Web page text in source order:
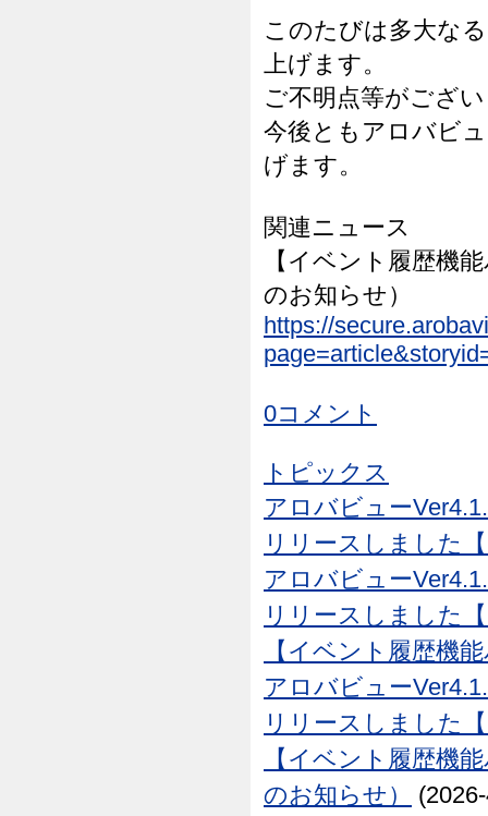
このたびは多大な
上げます。
ご不明点等がござ
今後ともアロバビ
げます。
関連ニュース
【イベント履歴機
のお知らせ）
https://
0コメント
トピックス
アロバビュー
リリースしました
アロバビュー
リリースしました
【イベント履歴機
アロバビュー
リリースしました
【イベント履歴機
のお知らせ）